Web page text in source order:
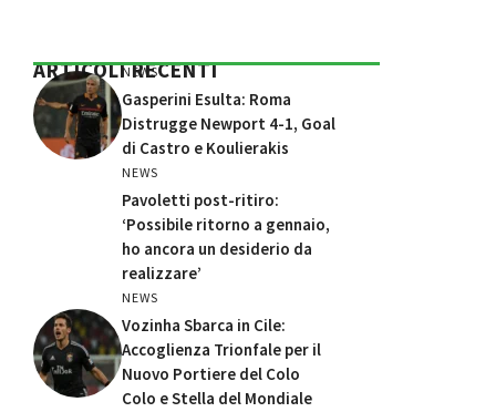
ARTICOLI RECENTI
NEWS
Gasperini Esulta: Roma
Distrugge Newport 4-1, Goal
di Castro e Koulierakis
NEWS
Pavoletti post-ritiro:
‘Possibile ritorno a gennaio,
ho ancora un desiderio da
realizzare’
NEWS
Vozinha Sbarca in Cile:
Accoglienza Trionfale per il
Nuovo Portiere del Colo
Colo e Stella del Mondiale